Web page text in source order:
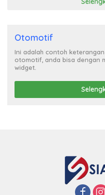
Otomotif
Ini adalah contoh
otomotif, anda bisa dengan
widget.